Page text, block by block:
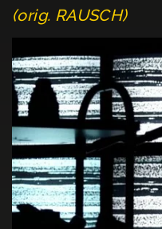
(orig. RAUSCH)